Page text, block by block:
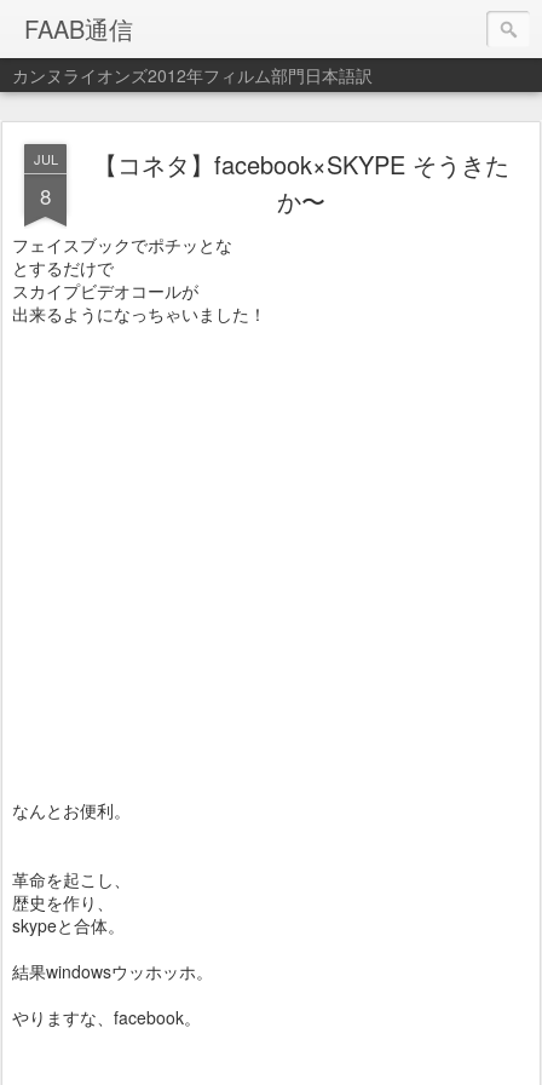
FAAB通信
カンヌライオンズ2012年フィルム部門日本語訳
JUL
8
【コネタ】facebook×SKYPE そうきた
か〜
フェイスブックでポチッとな
とするだけで
スカイプビデオコールが
出来るようになっちゃいました！
なんとお便利。
革命を起こし、
歴史を作り、
skypeと合体。
結果windowsウッホッホ。
やりますな、facebook。